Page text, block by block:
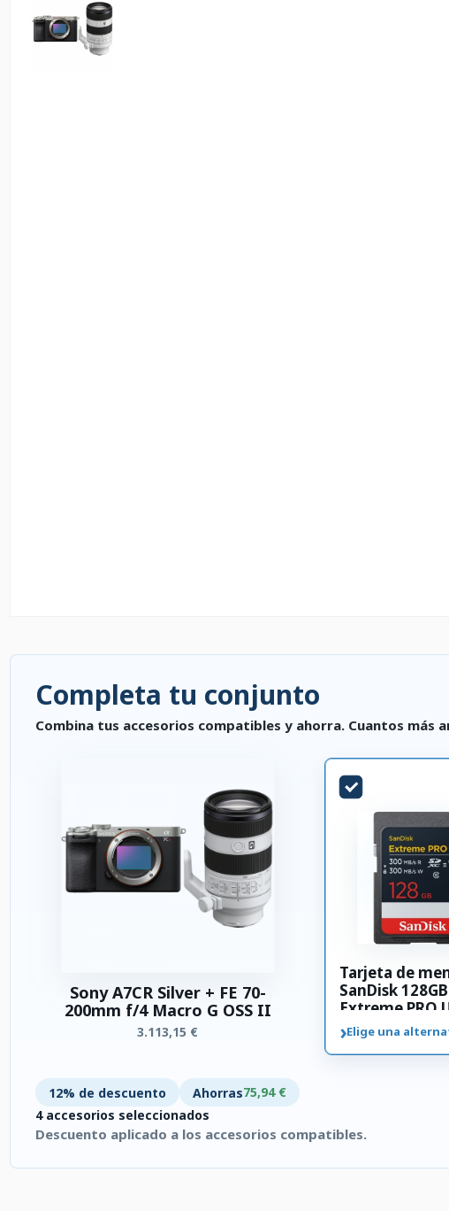
Completa tu conjunto
Combina tus accesorios compatibles y ahorra. Cuantos más
Sony A7CR Silver + FE 70-
200mm f/4 Macro G OSS II
3.113,15 €
Tarjeta de
SanDisk 128GB
Extreme PRO
SDXC 300 MB/s
›Elige una
12% de descuento Ahorras75,94 €
4 accesorios seleccionados
Descuento aplicado a los accesorios compatibles.